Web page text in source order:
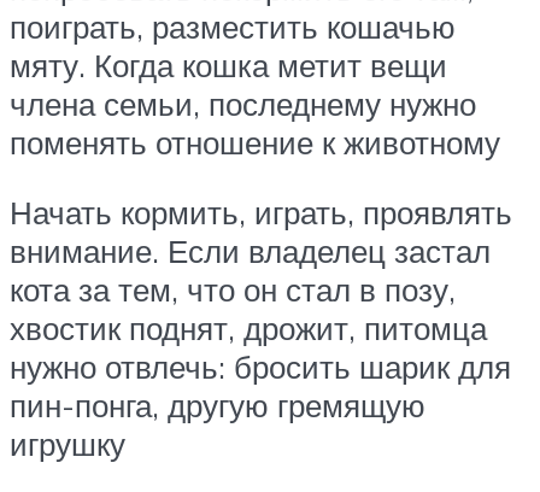
поиграть, разместить кошачью
мяту. Когда кошка метит вещи
члена семьи, последнему нужно
поменять отношение к животному
Начать кормить, играть, проявлять
внимание. Если владелец застал
кота за тем, что он стал в позу,
хвостик поднят, дрожит, питомца
нужно отвлечь: бросить шарик для
пин-понга, другую гремящую
игрушку